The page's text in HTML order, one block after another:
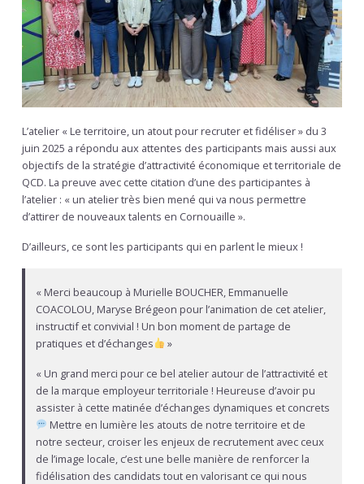
L’atelier « Le territoire, un atout pour recruter et fidéliser » du 3
juin 2025 a répondu aux attentes des participants mais aussi aux
objectifs de la stratégie d’attractivité économique et territoriale de
QCD. La preuve avec cette citation d’une des participantes à
l’atelier : « un atelier très bien mené qui va nous permettre
d’attirer de nouveaux talents en Cornouaille ».
D’ailleurs, ce sont les participants qui en parlent le mieux !
« Merci beaucoup à Murielle BOUCHER, Emmanuelle
COACOLOU, Maryse Brégeon pour l’animation de cet atelier,
instructif et convivial ! Un bon moment de partage de
pratiques et d’échanges
»
« Un grand merci pour ce bel atelier autour de l’attractivité et
de la marque employeur territoriale ! Heureuse d’avoir pu
assister à cette matinée d’échanges dynamiques et concrets
Mettre en lumière les atouts de notre territoire et de
notre secteur, croiser les enjeux de recrutement avec ceux
de l’image locale, c’est une belle manière de renforcer la
fidélisation des candidats tout en valorisant ce qui nous